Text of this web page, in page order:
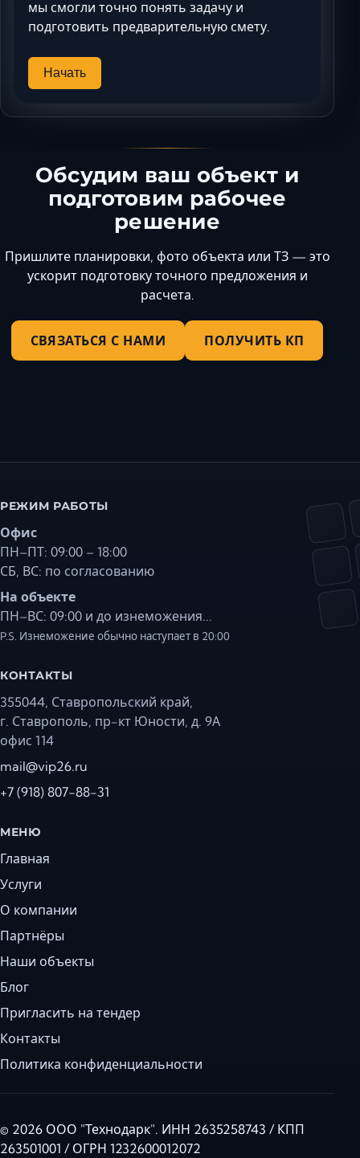
мы смогли точно понять задачу и
подготовить предварительную смету.
Начать
Обсудим ваш объект и
подготовим рабочее
решение
Пришлите планировки, фото объекта или ТЗ — это
ускорит подготовку точного предложения и
расчета.
СВЯЗАТЬСЯ С НАМИ ПОЛУЧИТЬ КП
РЕЖИМ РАБОТЫ
Офис
ПН–ПТ: 09:00 – 18:00
СБ, ВС: по согласованию
На объекте
ПН–ВС: 09:00 и до изнеможения...
P.S. Изнеможение обычно наступает в 20:00
КОНТАКТЫ
355044, Ставропольский край,
г. Ставрополь, пр-кт Юности, д. 9А
офис 114
mail@vip26.ru
+7 (918) 807-88-31
МЕНЮ
Главная
Услуги
О компании
Партнёры
Наши объекты
Блог
Пригласить на тендер
Контакты
Политика конфиденциальности
© 2026 ООО "Технодарк". ИНН 2635258743 / КПП
263501001 / ОГРН 1232600012072